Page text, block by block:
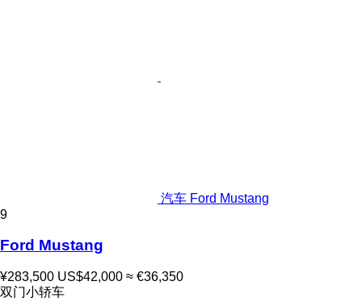
汽车 Ford Mustang
9
Ford Mustang
¥283,500 US$42,000 ≈ €36,350
双门小轿车